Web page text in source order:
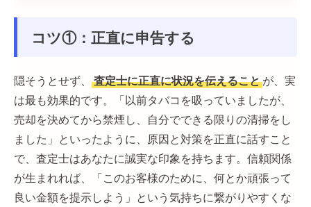
コツ①：正直に申告する
隠そうとせず、 査定士に正直に状況を伝えることが、実
は最も効果的です。「以前タバコを吸っていましたが、
売却を決めてから禁煙し、自分でできる限りの清掃をし
ました」といったように、原因と対策を正直に話すこと
で、査定士はあなたに誠実な印象を持ちます。信頼関係
が生まれれば、「このお客様のために、何とか頑張って
良い金額を提示しよう」という気持ちに繋がりやすくな